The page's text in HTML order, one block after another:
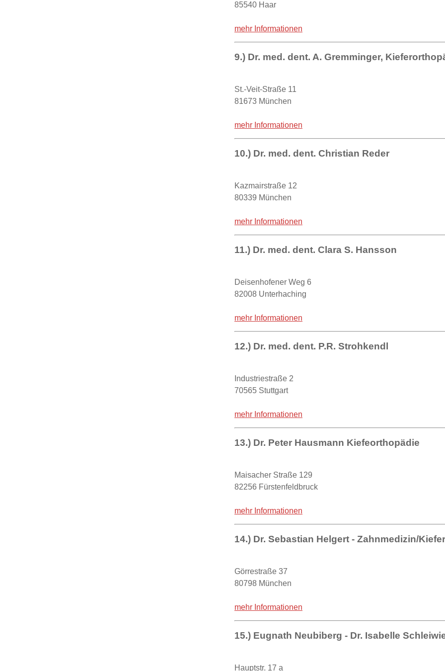
85540 Haar
mehr Informationen
9.) Dr. med. dent. A. Gremminger,
St.-Veit-Straße 11
81673 München
mehr Informationen
10.) Dr. med. dent. Christian Reder
Kazmairstraße 12
80339 München
mehr Informationen
11.) Dr. med. dent. Clara S. Hansson
Deisenhofener Weg 6
82008 Unterhaching
mehr Informationen
12.) Dr. med. dent. P.R. Strohkendl
Industriestraße 2
70565 Stuttgart
mehr Informationen
13.) Dr. Peter Hausmann Kiefeorthopädie
Maisacher Straße 129
82256 Fürstenfeldbruck
mehr Informationen
14.) Dr. Sebastian Helgert - Zahnmedizin/
Görrestraße 37
80798 München
mehr Informationen
15.) Eugnath Neubiberg - Dr. Isabelle
Hauptstr. 17 a